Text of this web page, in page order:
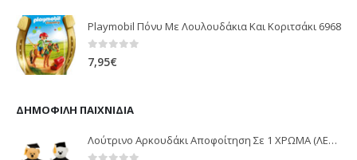
Playmobil Πόνυ Με Λουλουδάκια Και Κοριτσάκι 6968
0out of 5
7,95€
ΔΗΜΟΦΙΛΉ ΠΑΙΧΝΊΔΙΑ
Λούτρινο Αρκουδάκι Αποφοίτηση Σε 1 ΧΡΩΜΑ (ΛΕΥΚΟ)25Εκ 1850